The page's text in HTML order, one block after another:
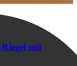
mit